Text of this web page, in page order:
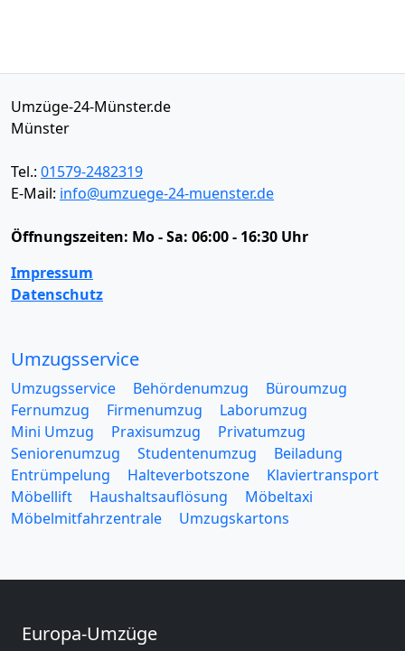
Umzüge-24-Münster.de
Münster
Tel.: 01579-2482319
E-Mail: info@umzuege-24-muenster.de
Öffnungszeiten: Mo - Sa: 06:00 - 16:30 Uhr
Impressum
Datenschutz
Umzugsservice
Umzugsservice Behördenumzug
Büroumzug
Fernumzug
Firmenumzug
Laborumzug
Mini Umzug
Praxisumzug
Privatumzug
Seniorenumzug
Studentenumzug
Beiladung
Entrümpelung
Halteverbotszone
Klaviertransport
Möbellift
Haushaltsauflösung
Möbeltaxi
Möbelmitfahrzentrale
Umzugskartons
Europa-Umzüge